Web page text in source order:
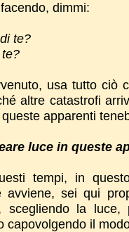
dimmi:
te?
usa tutto ciò
altre catastrofi
apparenti
luce in queste
tempi, in
avviene, sei qui
scegliendo la
capovolgendo il